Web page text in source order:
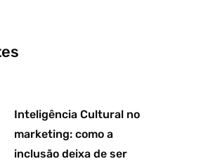
Inteligência Cultural no
marketing: como a
inclusão deixa de ser